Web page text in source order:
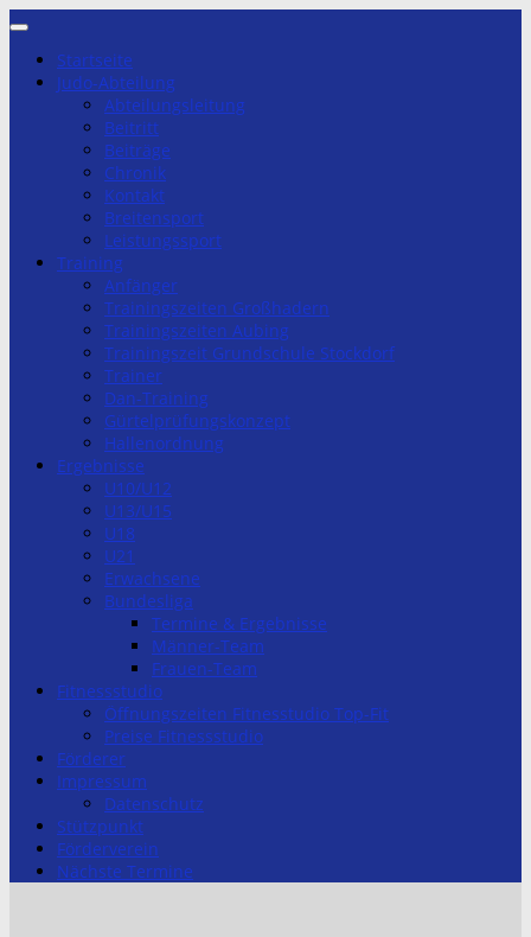
Zum
springenStartseite
Judo-Abteilung
Abteilungsleitung
Beitritt
Beiträge
Chronik
Kontakt
Breitensport
Leistungssport
Training
Anfänger
Trainingszeiten Großhadern
Trainingszeiten Aubing
Trainingszeit Grundschule Stockdorf
Trainer
Dan-Training
Gürtelprüfungskonzept
Hallenordnung
Ergebnisse
U10/U12
U13/U15
U18
U21
Erwachsene
Bundesliga
Termine & Ergebnisse
Männer-Team
Frauen-Team
Fitnessstudio
Öffnungszeiten Fitnesstudio Top-Fit
Preise Fitnessstudio
Förderer
Impressum
Datenschutz
Stützpunkt
Förderverein
Nächste Termine